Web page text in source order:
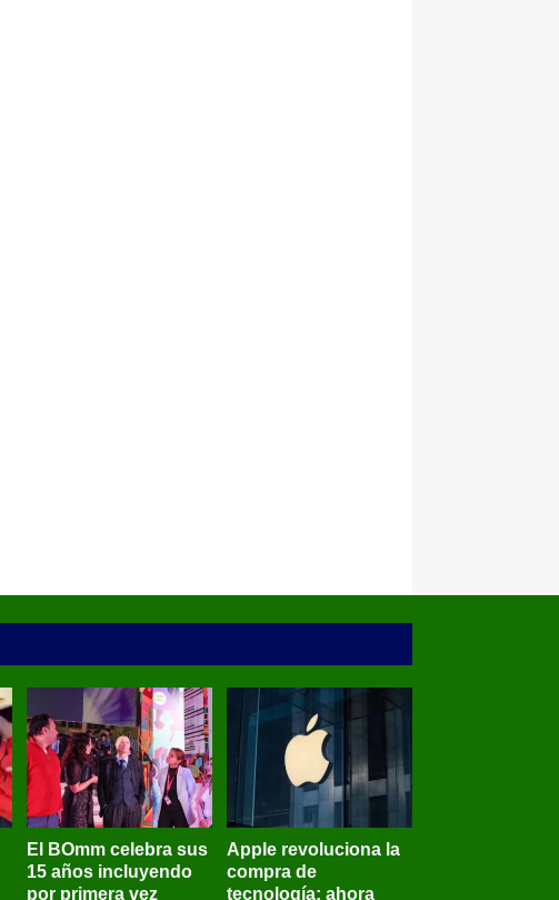
El BOmm celebra sus
15 años incluyendo
por primera vez
Apple revoluciona la
compra de
tecnología: ahora